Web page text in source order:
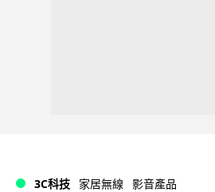
3C科技 家居無線 影音產品